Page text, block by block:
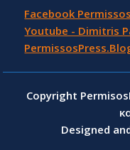
Facebook
Youtube - Dimitris
Copyright
Designed